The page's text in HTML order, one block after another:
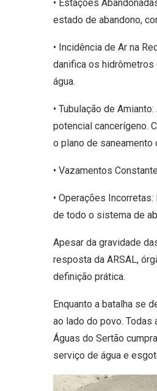
• Estações
estado de abandono,
• Incidência de Ar na
danifica os
água.
• Tubulação de
potencial cancerígeno.
o plano de saneamento
• Vazamentos
• Operações
de todo o sistema de
Apesar da gravidade
resposta da ARSAL,
definição prática.
Enquanto a batalha se
ao lado do povo.
Águas do Sertão
serviço de água e